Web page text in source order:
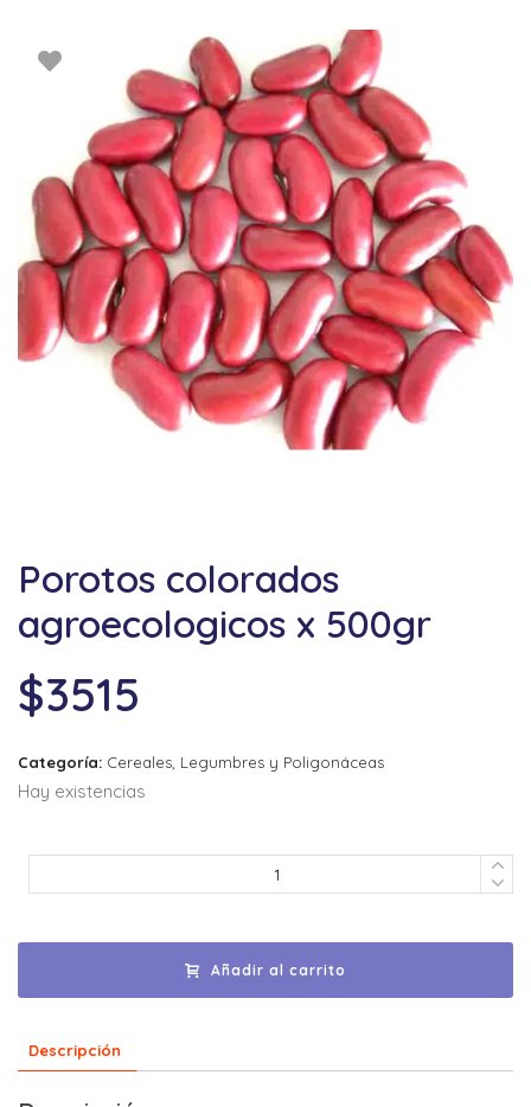
Porotos colorados
agroecologicos x 500gr
$3515
Categoría: Cereales, Legumbres y Poligonáceas
Hay existencias
Añadir al carrito
Descripción